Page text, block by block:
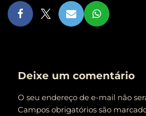
Deixe um comentário
O seu endereço de e-mail não
Campos obrigatórios são